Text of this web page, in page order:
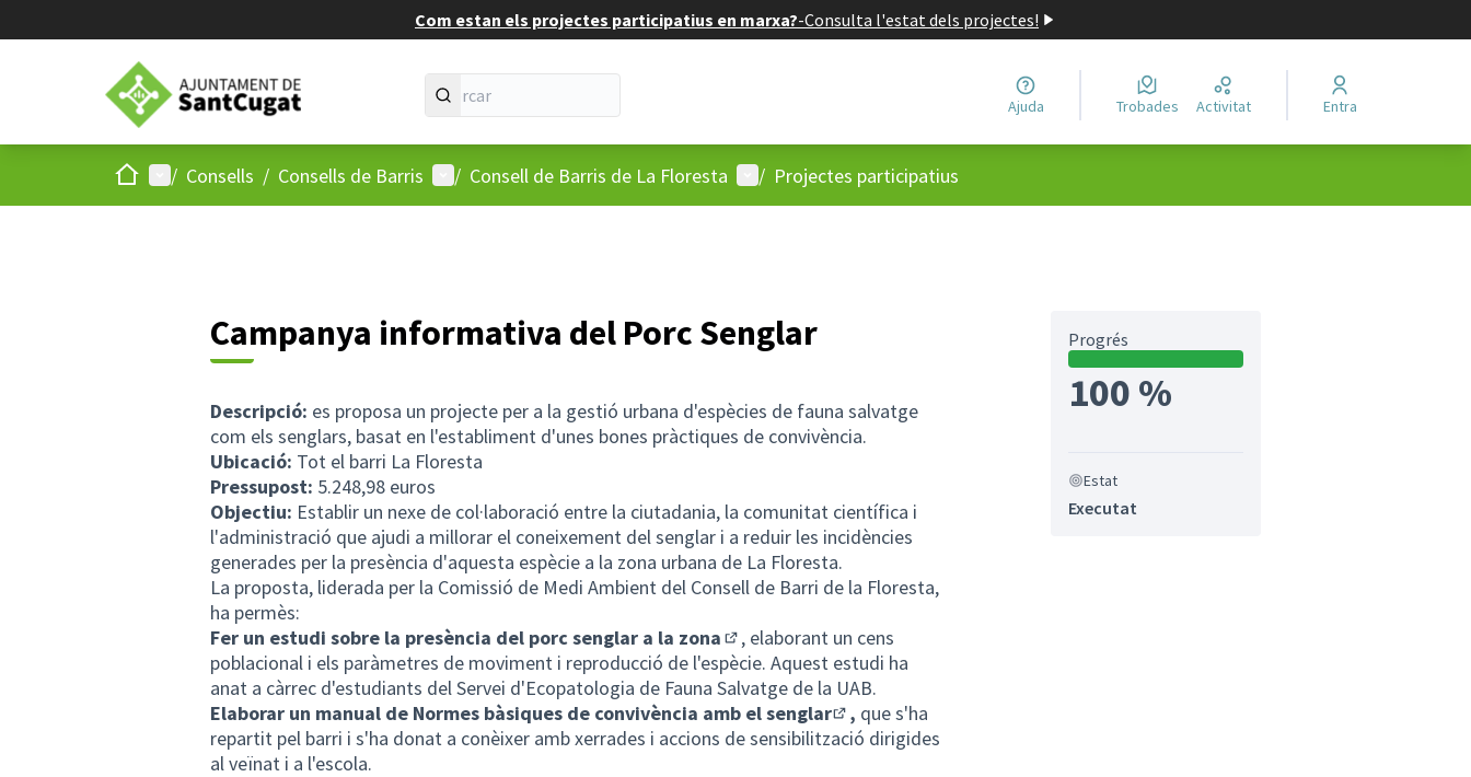
Com estan els projectes participatius en marxa?-Consulta l'estat dels projectes!
Ajuda Trobades Activitat Entra
Inici Menú principal
/ Consells / Consells de Barris Menú d'usuari
/ Consell de Barris de La Floresta Menú d'usuari
/ Projectes participatius
Campanya informativa del Porc Senglar
Descripció: es proposa un projecte per a la gestió urbana d'espècies de fauna salvatge
com els senglars, basat en l'establiment d'unes bones pràctiques de convivència.
Ubicació: Tot el barri La Floresta
Pressupost: 5.248,98 euros
Objectiu: Establir un nexe de col·laboració entre la ciutadania, la comunitat científica i
l'administració que ajudi a millorar el coneixement del senglar i a reduir les incidències
generades per la presència d'aquesta espècie a la zona urbana de La Floresta.
La proposta, liderada per la Comissió de Medi Ambient del Consell de Barri de la Floresta,
ha permès:
Fer un estudi sobre la presència del porc senglar a la zona
(Enllaç extern)
, elaborant un cens
poblacional i els paràmetres de moviment i reproducció de l'espècie. Aquest estudi ha
anat a càrrec d'estudiants del Servei d'Ecopatologia de Fauna Salvatge de la UAB.
Elaborar un manual de Normes bàsiques de convivència amb el senglar
(Enllaç extern)
, que s'ha
repartit pel barri i s'ha donat a conèixer amb xerrades i accions de sensibilització dirigides
al veïnat i a l'escola.
Progrés
100 %
Estat
Executat